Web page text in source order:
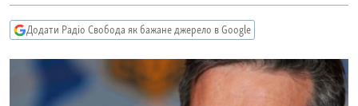
Перейти
до
КУЛЬТУРА
УКРАЇНА
КРИМ.РЕАЛІЇ
ТИ ЯК?
СХЕМИ
Додати Радіо Свобода як бажане джерело в Google